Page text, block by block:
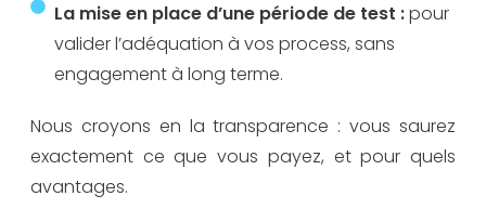
La mise en place d’une période de test :pour
valider l’adéquation à vos process, sans
engagement à long terme.
Nous croyons en la transparence : vous saurez
exactement ce que vous payez, et pour quels
avantages.